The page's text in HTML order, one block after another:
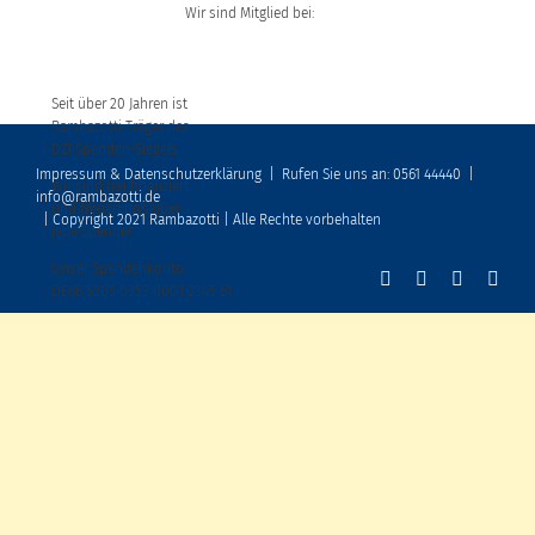
Wir sind Mitglied bei:
Seit über 20 Jahren ist
Rambazotti Träger des
DZI Spenden-Siegels
Wir sind frei finanziert
und freuen uns über
jede Spende!
Unser Spendenkonto:
DE86 5205 0353 0001 2345 61
Impressum & Datenschutzerklärung Rufen Sie uns an: 0561 44440
info@rambazotti.de
| Copyright 2021 Rambazotti | Alle Rechte vorbehalten